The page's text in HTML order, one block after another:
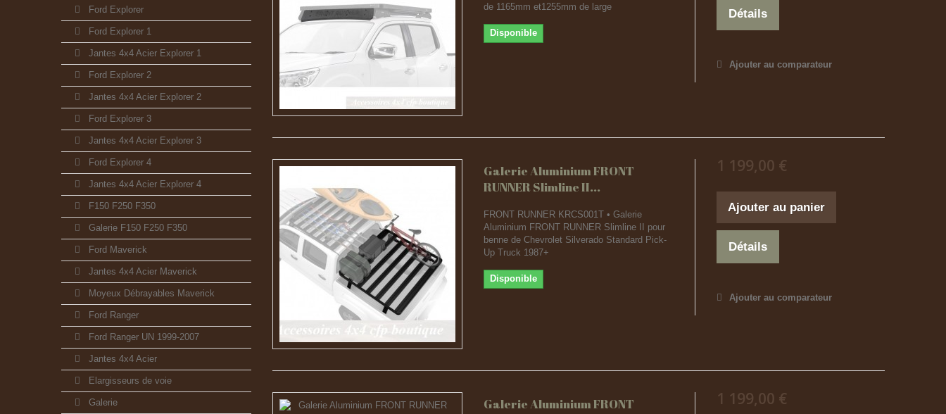
Ford Explorer
Ford Explorer 1
Jantes 4x4 Acier Explorer 1
Ford Explorer 2
Jantes 4x4 Acier Explorer 2
Ford Explorer 3
Jantes 4x4 Acier Explorer 3
Ford Explorer 4
Jantes 4x4 Acier Explorer 4
F150 F250 F350
Galerie F150 F250 F350
Ford Maverick
Jantes 4x4 Acier Maverick
Moyeux Débrayables Maverick
Ford Ranger
Ford Ranger UN 1999-2007
Jantes 4x4 Acier
Elargisseurs de voie
Galerie
de 1165mm et1255mm de large
Disponible
Détails
Ajouter au comparateur
Galerie Aluminium FRONT
RUNNER Slimline II...
FRONT RUNNER KRCS001T • Galerie
Aluminium FRONT RUNNER Slimline II pour
benne de Chevrolet Silverado Standard Pick-
Up Truck 1987+
Disponible
1 199,00 €
Ajouter au panier
Détails
Ajouter au comparateur
Galerie Aluminium FRONT
1 199,00 €